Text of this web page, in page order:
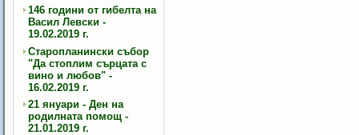
146 години от гибелта на
Васил Левски -
19.02.2019 г.
Старопланински събор
"Да стоплим сърцата с
вино и любов" -
16.02.2019 г.
21 януари - Ден на
родилната помощ -
21.01.2019 г.